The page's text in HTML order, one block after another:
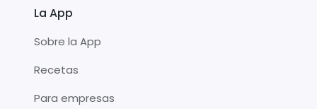
La App
Sobre la App
Recetas
Para empresas